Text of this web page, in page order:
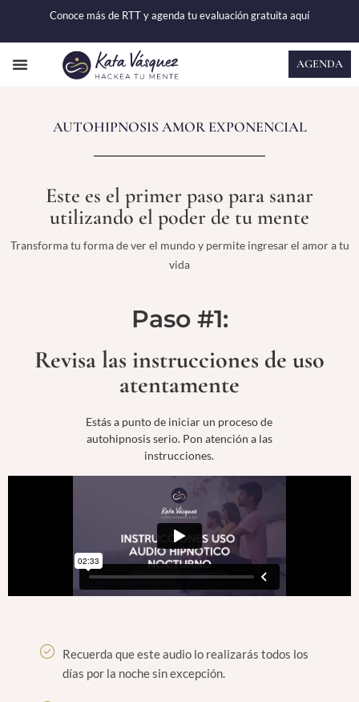
Conoce más de RTT y agenda tu evaluación gratuita aquí
AGENDA
AUTOHIPNOSIS AMOR EXPONENCIAL
Este es el primer paso para sanar
utilizando el poder de tu mente
Transforma tu forma de ver el mundo y permite ingresar el amor a tu
vida
Paso #1:
Revisa las instrucciones de uso
atentamente
Estás a punto de iniciar un proceso de
autohipnosis serio. Pon atención a las
instrucciones.
Recuerda que este audio lo realizarás todos los
días por la noche sin excepción.